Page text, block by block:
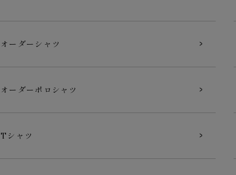
オーダーシャツ
オーダーポロシャツ
Tシャツ